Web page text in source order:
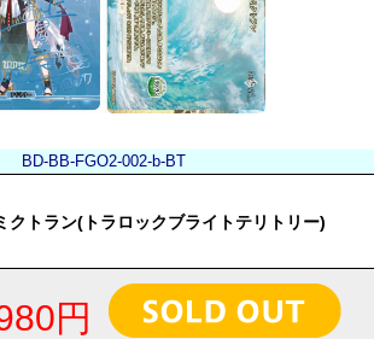
BD-BB-FGO2-002-b-BT
クトラン(トラロックブライトテリトリー)
円